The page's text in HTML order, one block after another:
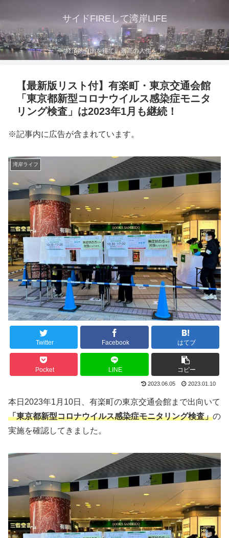
サイドFIREして湾岸LIFE
経済的自由を得て、最高の人生を！
【最新版リスト付】有楽町・東京交通会館
「東京都新型コロナウイルス感染症モニタ
リング検査」は2023年1月も継続！
※記事内に広告が含まれています。
湾岸ライフ
Twitter Facebook はてブ
Pocket LINE コピー
2023.06.05 2023.01.10
本日2023年1月10日、有楽町の東京交通会館まで出向いて
「東京都新型コロナウイルス感染症モニタリング検査」の
実施を確認してきました。